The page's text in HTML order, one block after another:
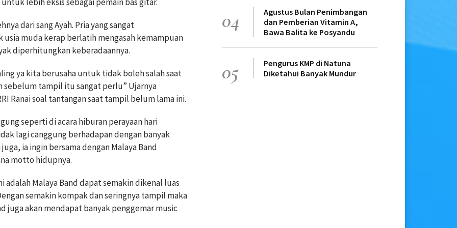
dari sang Ayah. Pria yang sangat
muda kerap berlatih mengasah kemampuan
diperhitungkan keberadaannya.
ya kita berusaha untuk tidak boleh salah saat
sebelum tampil itu sangat perlu” Ujarnya
Ranai soal tantangan saat tampil belum lama ini.
seperti di acara hiburan perayaan hari
lagi canggung berhadapan dengan banyak
ia ingin bersama dengan Malaya Band
motto hidupnya.
adalah Malaya Band dapat semakin dikenal luas
semakin kompak dan seringnya tampil maka
juga akan mendapat banyak penggemar music
04
Agustus Bulan Penimbangan
dan Pemberian Vitamin A,
Bawa Balita ke Posyandu
05
Pengurus KMP di Natuna
Diketahui Banyak Mundur